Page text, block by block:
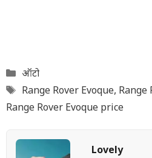
Categories
ऑटो
Tags
Range Rover Evoque, Range
Range Rover Evoque price
Lovely